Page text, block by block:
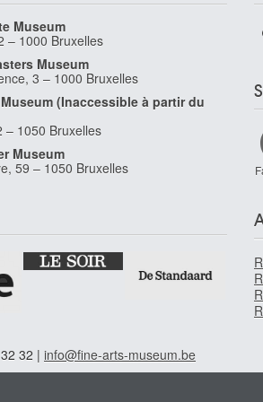
Museum
– 1000 Bruxelles
Museum
3 – 1000 Bruxelles
(Inaccessible à partir du
– 1050 Bruxelles
Museum
59 – 1050 Bruxelles
32 | info@fine-arts-museum.be